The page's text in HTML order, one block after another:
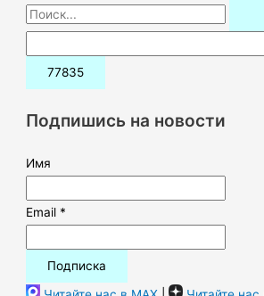
П
о
и
:Подпишись на новости
Имя
Email *